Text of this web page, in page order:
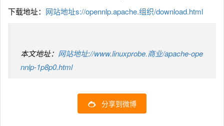
下载地址： 网站地址s://opennlp.apache.组织/download.html
本文地址： 网站地址://www.linuxprobe.商业/apache-ope
nnlp-1p8p0.html
分享到微博